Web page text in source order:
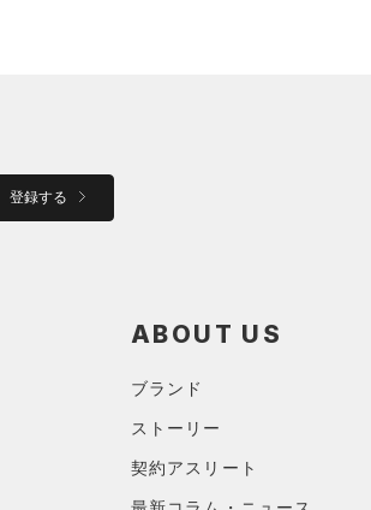
登録する
ABOUT US
ブランド
ストーリー
契約アスリート